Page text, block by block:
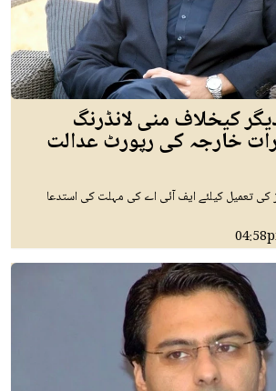
کیخلاف منی لانڈرنگ
خارجہ کی رپورٹ عدالت
تعمیل کیلئے ایف آئی اے کی مہلت کی استدعا